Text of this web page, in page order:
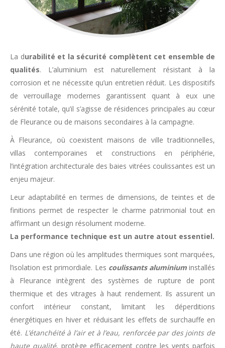
La durabilité et la sécurité complètent cet ensemble de
qualités. L’aluminium est naturellement résistant à la
corrosion et ne nécessite qu’un entretien réduit. Les dispositifs
de verrouillage modernes garantissent quant à eux une
sérénité totale, qu’il s’agisse de résidences principales au cœur
de Fleurance ou de maisons secondaires à la campagne.
À Fleurance, où coexistent maisons de ville traditionnelles,
villas contemporaines et constructions en périphérie,
l’intégration architecturale des baies vitrées coulissantes est un
enjeu majeur.
Leur adaptabilité en termes de dimensions, de teintes et de
finitions permet de respecter le charme patrimonial tout en
affirmant un design résolument moderne.
La performance technique est un autre atout essentiel.
Dans une région où les amplitudes thermiques sont marquées,
l’isolation est primordiale. Les coulissants aluminium installés
à Fleurance intègrent des systèmes de rupture de pont
thermique et des vitrages à haut rendement. Ils assurent un
confort intérieur constant, limitant les déperditions
énergétiques en hiver et réduisant les effets de surchauffe en
été. L’étanchéité à l’air et à l’eau, renforcée par des joints de
haute qualité, protège efficacement contre les vents parfois